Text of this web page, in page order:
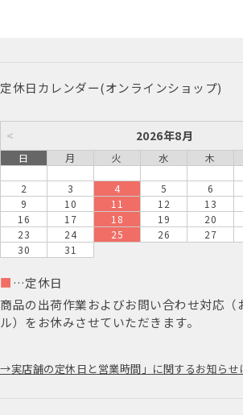
定休日カレンダー(オンラインショップ)
< 2026年8月
日 月 火 水 木
2
3 4 5 6
9
10 11 12 13
16
17 18 19 20
23
24 25 26 27
30
31
■ …定休日
商品の出荷作業およびお問い合わせ対応（
ル）をお休みさせていただきます。
実店舗の定休日と営業時間」に関するお知らせ